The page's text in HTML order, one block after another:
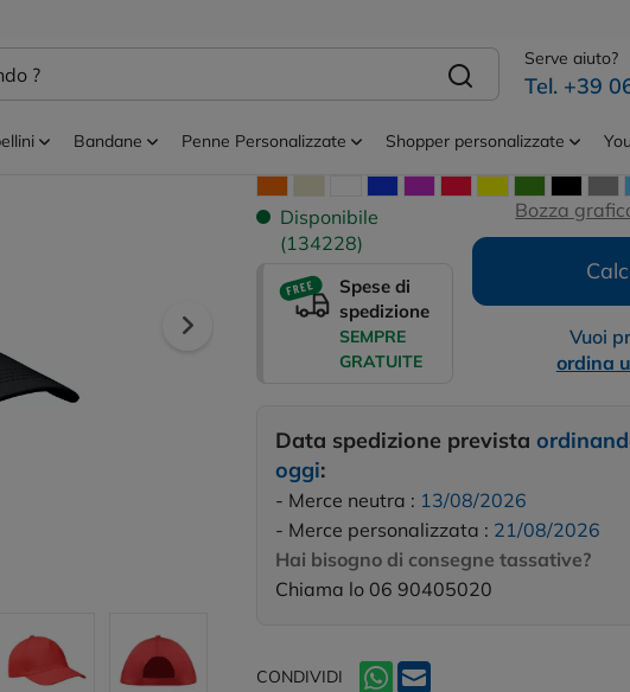
Serve aiuto?
Tel. +39
Bandane Penne Personalizzate Shopper personalizzate
BUZZ - Cappellino a 5
Tutti i colori disponibili:
Disponibile
(134228)
Spese di
spedizione
SEMPRE
GRATUITE
Bozza
Vuoi
ordina
Data spedizione prevista
oggi:
- Merce neutra : 13/08/2026
- Merce personalizzata : 21/08/2026
Hai bisogno di consegne tassative?
Chiama lo 06 90405020
CONDIVIDI